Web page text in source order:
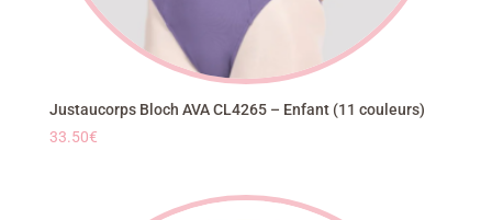
Justaucorps Bloch AVA CL4265 – Enfant (11 couleurs)
33.50€